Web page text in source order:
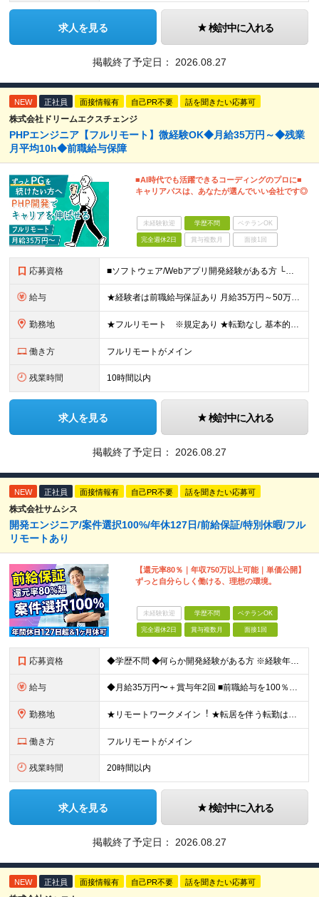
求人を見る 検討中に入れる
掲載終了予定日： 2026.08.27
NEW 正社員 面接情報有 自己PR不要 話を聞きたい応募可
株式会社ドリームエクスチェンジ
PHPエンジニア【フルリモート】微経験OK◆月給35万円～◆残業
月平均10h◆前職給与保障
■AI時代でも活躍できるコーディングのプロに■
キャリアパスは、あなたが選んでいい会社です◎
未経験歓迎 学歴不問 ベテランOK
完全週休2日 賞与複数月 面接1回
応募資格 ■ソフトウェア/Webアプリ開発経験がある方 └経験1～3年程度の方も大歓迎◎ ■学歴不問 ■20代30代活躍中 ＼自由度の高い環境で成長したい方にピッタリ／ 「ルールや制度に縛られすぎない場所が良
給与 ★経験者は前職給与保証あり 月給35万円～50万円＋各種手当 ※固定残業代（月40時間・84,000円～120,000円）を含みます ※40時間を超える残業代は追加で支給します ※試用期間3ヵ月あ
勤務地 ★フルリモート ※規定あり ★転勤なし 基本的にはフルリモートでの勤務となります。 ※本社への通勤圏内にお住まいの方が条件となります。 【本社】 東京都千代田区神田神保町２-４-７久月神田ビル5階
働き方 フルリモートがメイン
残業時間 10時間以内
求人を見る 検討中に入れる
掲載終了予定日： 2026.08.27
NEW 正社員 面接情報有 自己PR不要 話を聞きたい応募可
株式会社サムシス
開発エンジニア/案件選択100%/年休127⽇/前給保証/特別休暇/フル
リモートあり
【還元率80％｜年収750万以上可能｜単価公開】
ずっと⾃分らしく働ける、理想の環境。
未経験歓迎 学歴不問 ベテランOK
完全週休2日 賞与複数月 面接1回
応募資格 ◆学歴不問 ◆何らか開発経験がある⽅ ※経験年数・フェーズ・⾔語不問 ※ブランクOK！ ＼こんな⽅にピッタリです︕／ ・今の会社で「ポストが詰まっている」と感じる⽅ ・「⾃分の報酬単価」を明確にした
給与 ◆⽉給35万円〜＋賞与年2回 ■前職給与を100％保証︕ ⇒前職以上の報酬を提⽰することをお約束します。 ■単価80%超の⾼還元︕ ⇒案件単価を完全公開 明確な還元率を設定。 ⾃分がいくら稼いでいる
勤務地 ★リモートワークメイン︕ ★転居を伴う転勤は⼀切ありません ★帰社⽇なし ★案件選択権100%！会社都合でのアサインは⼀切なし 愛知県・岐⾩県の各プロジェクトから選んでいただきます。 【本社】
働き方 フルリモートがメイン
残業時間 20時間以内
求人を見る 検討中に入れる
掲載終了予定日： 2026.08.27
NEW 正社員 面接情報有 自己PR不要 話を聞きたい応募可